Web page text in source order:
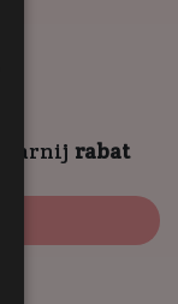
zgarnij rabat